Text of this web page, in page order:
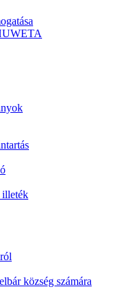
illeték
község számára